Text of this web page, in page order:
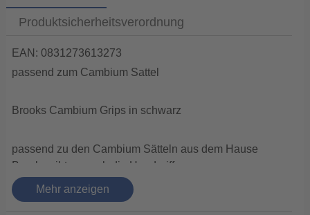
Produktsicherheitsverordnung
EAN: 0831273613273
passend zum Cambium Sattel
Brooks Cambium Grips in schwarz
passend zu den Cambium Sätteln aus dem Hause
Brooks gibt es auch die Handgriffe.
Ein echter Hingucker und angenehm an der Hand
Gewicht 118 Gramm
Mehr anzeigen